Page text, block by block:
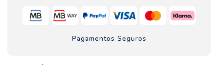
Pagamentos Seguros